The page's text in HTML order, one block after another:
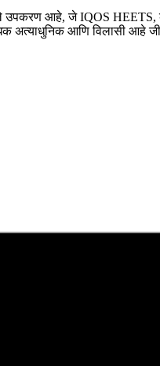
आहे, जे IQOS HEETS,
अत्याधुनिक आणि विलासी आहे जी